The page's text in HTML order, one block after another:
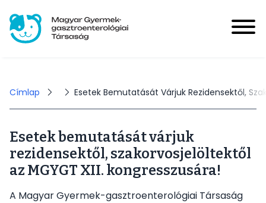
tartalomra
menu
Bejelentkezés
Main
navigation
Hírek
Események
Morzsa
Címlap Esetek Bemutatását Várjuk Rezidensektől,
Esetek bemutatását várjuk
rezidensektől, szakorvosjelöltektől
az MGYGT XII. kongresszusára!
A Magyar Gyermek-gasztroenterológiai Társaság